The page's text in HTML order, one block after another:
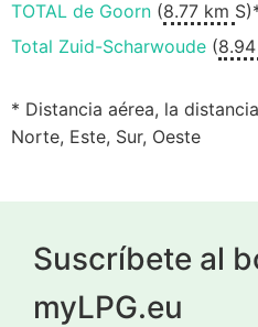
TOTAL de Goorn (8.77 km
Total Zuid-Scharwoude (
* Distancia aérea, la
Norte, Este, Sur, Oeste
Suscríbete al
myLPG.eu